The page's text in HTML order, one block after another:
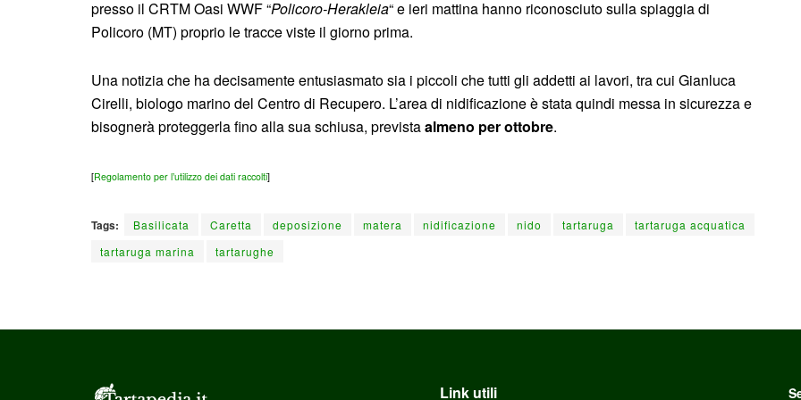
presso il CRTM Oasi WWF “Policoro-Herakleia“ e ieri mattina hanno riconosciuto sulla spiaggia di
Policoro (MT) proprio le tracce viste il giorno prima.
Una notizia che ha decisamente entusiasmato sia i piccoli che tutti gli addetti ai lavori, tra cui Gianluca
Cirelli, biologo marino del Centro di Recupero. L’area di nidificazione è stata quindi messa in sicurezza e
bisognerà proteggerla fino alla sua schiusa, previstaalmeno per ottobre.
[Regolamento per l’utilizzo dei dati raccolti]
Tags: Basilicata Caretta deposizione matera nidificazione nido tartaruga
tartaruga acquatica
tartaruga marina
tartarughe
Link utili